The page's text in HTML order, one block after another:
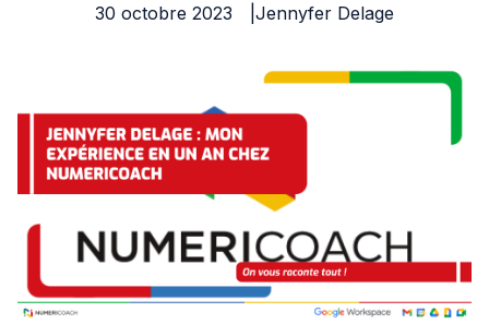
Nos outils
Nos actualités
Cas clients
30 octobre 2023
Jennyfer Delage